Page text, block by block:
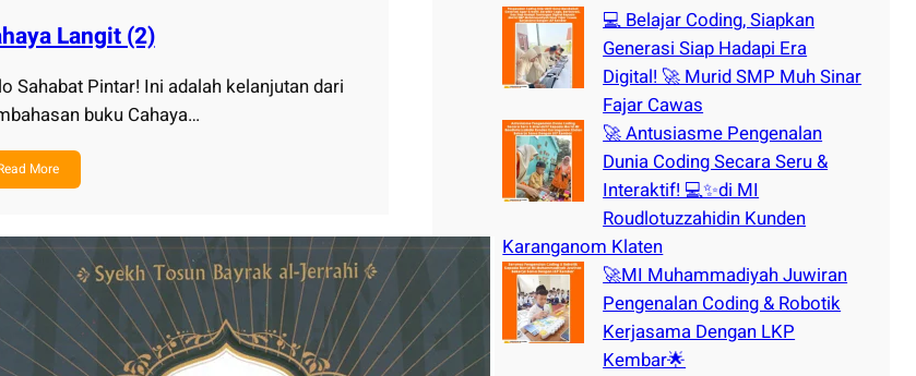
Langit (2)
Sahabat Pintar! Ini adalah kelanjutan dari
buku Cahaya…
More
💻 Belajar Coding, Siapkan
Generasi Siap Hadapi Era
Digital! 🚀 Murid SMP Muh Sinar
Fajar Cawas
🚀 Antusiasme Pengenalan
Dunia Coding Secara Seru &
Interaktif! 💻✨di MI
Roudlotuzzahidin Kunden
Karanganom Klaten
🚀MI Muhammadiyah Juwiran
Pengenalan Coding & Robotik
Kerjasama Dengan LKP
Kembar🌟